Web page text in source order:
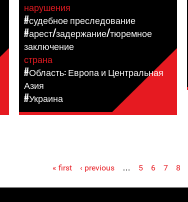
нарушения
#судебное преследование
#арест/задержание/тюремное
заключение
страна
#Область: Европа и Центральная
Азия
#Украина
« first ‹ previous … 5 6 7 8